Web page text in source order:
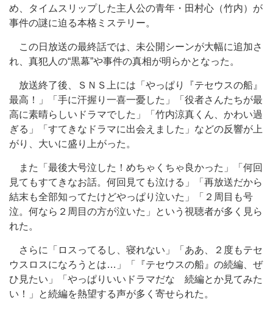
め、タイムスリップした主人公の青年・田村心（竹内）が
事件の謎に迫る本格ミステリー。
この日放送の最終話では、未公開シーンが大幅に追加さ
れ、真犯人の“黒幕”や事件の真相が明らかとなった。
放送終了後、ＳＮＳ上には「やっぱり『テセウスの船』
最高！」「手に汗握り一喜一憂した」「役者さんたちが最
高に素晴らしいドラマでした」「竹内涼真くん、かわい過
ぎる」「すてきなドラマに出会えました」などの反響が上
がり、大いに盛り上がった。
また「最後大号泣した！めちゃくちゃ良かった」「何回
見てもすてきなお話。何回見ても泣ける」「再放送だから
結末も全部知ってたけどやっぱり泣いた」「２周目も号
泣。何なら２周目の方が泣いた」という視聴者が多く見ら
れた。
さらに「ロスってるし、寝れない」「ああ、２度もテセ
ウスロスになろうとは…」「『テセウスの船』の続編、ぜ
ひ見たい」「やっぱりいいドラマだな 続編とか見てみた
い！」と続編を熱望する声が多く寄せられた。